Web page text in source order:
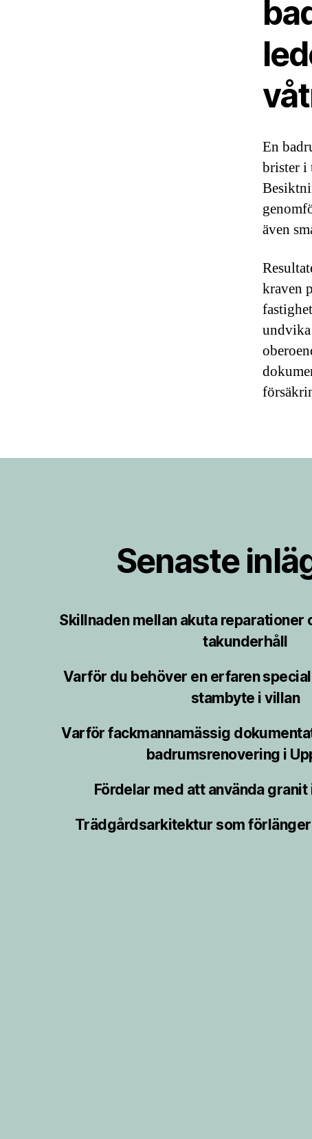
En
brister i
även
kraven
Senaste
Skillnaden mellan akuta reparationer
takunderhåll
Varför du behöver en erfaren
stambyte i villan
Varför fackmannamässig
badrumsrenovering i
Fördelar med att använda
Trädgårdsarkitektur som